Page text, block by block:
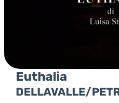
Euthalia
DELLAVALLE/